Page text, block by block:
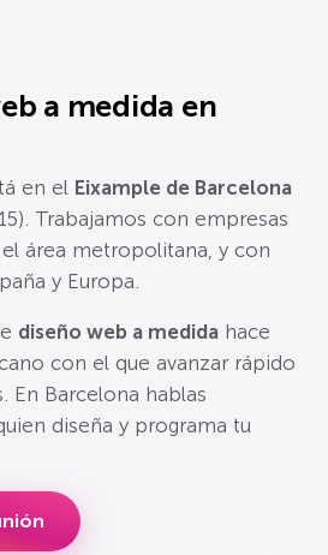
a medida en
en el Eixample de Barcelona
Trabajamos con empresas
área metropolitana, y con
y Europa.
diseño web a medida hace
con el que avanzar rápido
En Barcelona hablas
diseña y programa tu